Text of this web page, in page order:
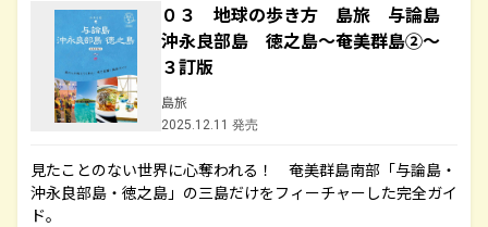
０３ 地球の歩き方 島旅 与論島
沖永良部島 徳之島～奄美群島②～
３訂版
島旅
2025.12.11 発売
見たことのない世界に心奪われる！ 奄美群島南部「与論島・
沖永良部島・徳之島」の三島だけをフィーチャーした完全ガイ
ド。